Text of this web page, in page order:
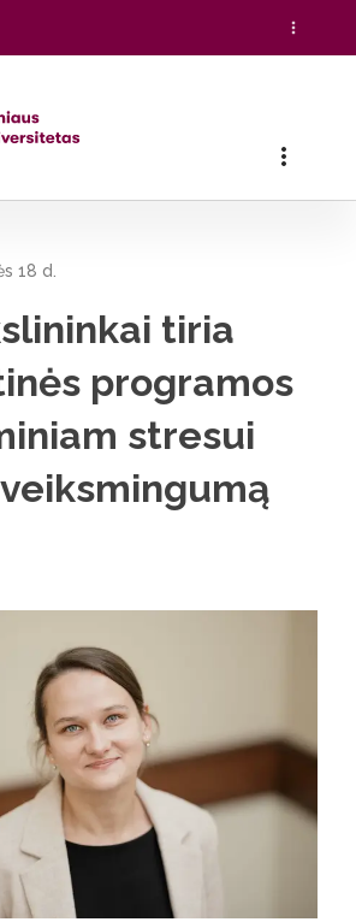
18 d.
tiria
programos
stresui